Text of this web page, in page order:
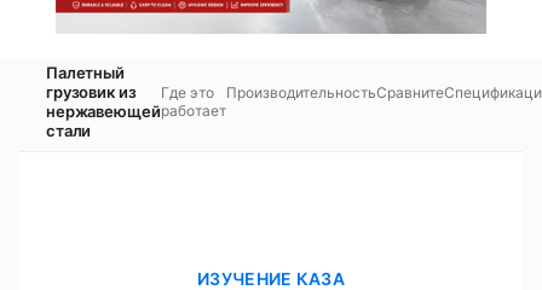
Палетный
грузовик из
нержавеющей
стали
Где это
работает
ПроизводительностьСравните
ИЗУЧЕНИЕ КАЗА